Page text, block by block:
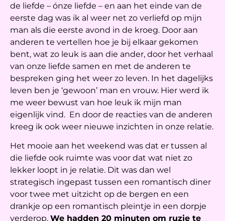
de liefde – ónze liefde – en aan het einde van de
eerste dag was ik al weer net zo verliefd op mijn
man als die eerste avond in de kroeg. Door aan
anderen te vertellen hoe je bij elkaar gekomen
bent, wat zo leuk is aan die ander, door het verhaal
van onze liefde samen en met de anderen te
bespreken ging het weer zo leven. In het dagelijks
leven ben je ‘gewoon’ man en vrouw. Hier werd ik
me weer bewust van hoe leuk ik mijn man
eigenlijk vind. En door de reacties van de anderen
kreeg ik ook weer nieuwe inzichten in onze relatie.
Het mooie aan het weekend was dat er tussen al
die liefde ook ruimte was voor dat wat niet zo
lekker loopt in je relatie. Dit was dan wel
strategisch ingepast tussen een romantisch diner
voor twee met uitzicht op de bergen en een
drankje op een romantisch pleintje in een dorpje
verderop. We hadden 20 minuten om ruzie te